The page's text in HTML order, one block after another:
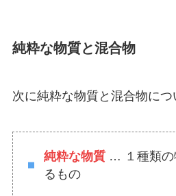
純粋な物質と混合物
次に純粋な物質と混合物に
純粋な物質 … １種類の
るもの